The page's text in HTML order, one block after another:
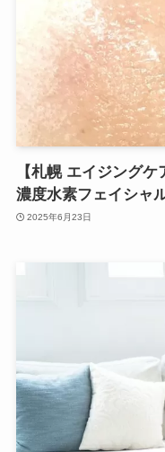
【札幌 エイジング
濃度水素フェイシャ
2025年6月23日